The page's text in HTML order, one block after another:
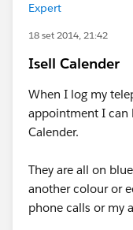
Expert
18 set 2014, 21:42
Isell Calender
When I log my
appointment I can
Calender.
They are all on
another colour or
phone calls or my